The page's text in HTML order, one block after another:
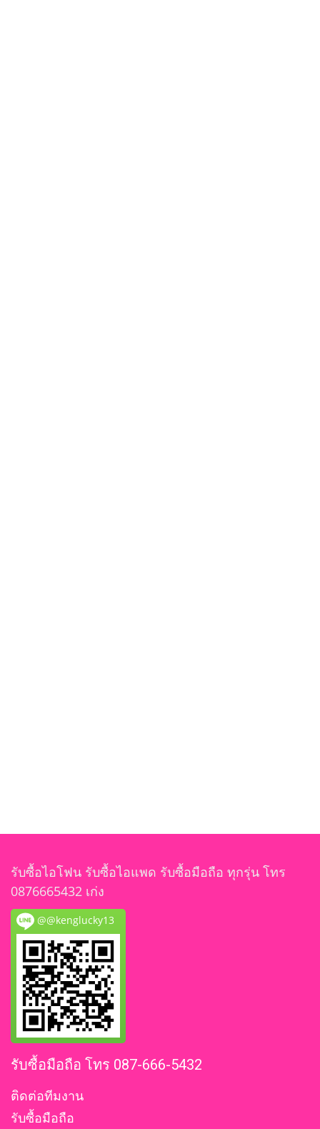
รับซื้อไอโฟน รับซื้อไอแพด รับซื้อมือถือ ทุกรุ่น โทร
0876665432 เก่ง
@@kenglucky13
รับซื้อมือถือ โทร 087-666-5432
ติดต่อทีมงาน
รับซื้อมือถือ